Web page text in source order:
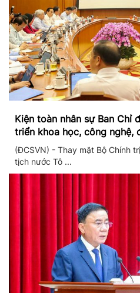
Kiện toàn nhân sự Ban Chỉ
triển khoa học, công nghệ,
chuyển đổi số
(ĐCSVN) - Thay mặt Bộ Chính
tịch nước Tô ...